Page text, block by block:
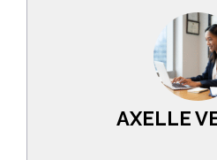
AXELLE